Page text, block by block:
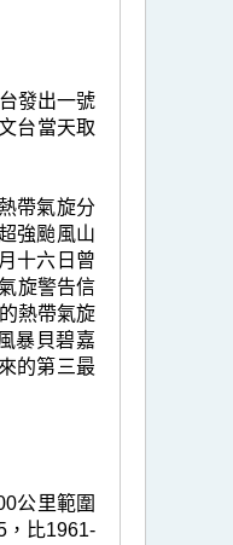
發出一號
台當天取
帶氣旋分
強颱風山
十六日曾
旋警告信
熱帶氣旋
暴貝碧嘉
的第三最
公里範圍
，比1961-